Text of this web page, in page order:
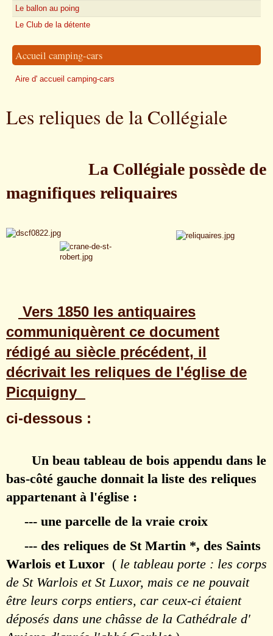
Le ballon au poing
Le Club de la détente
Accueil camping-cars
Aire d' accueil camping-cars
Les reliques de la Collégiale
La Collégiale possède de
magnifiques reliquaires
Vers 1850 les antiquaires
communiquèrent ce document
rédigé au siècle précédent, il
décrivait les reliques de l'église de
Picquigny
ci-dessous :
Un beau tableau de bois appendu dans le
bas-côté gauche donnait la liste des reliques
appartenant à l'église :
--- une parcelle de la vraie croix
--- des reliques de St Martin *, des Saints
Warlois et Luxor ( le tableau porte : les corps
de St Warlois et St Luxor, mais ce ne pouvait
être leurs corps entiers, car ceux-ci étaient
déposés dans une châsse de la Cathédrale d'